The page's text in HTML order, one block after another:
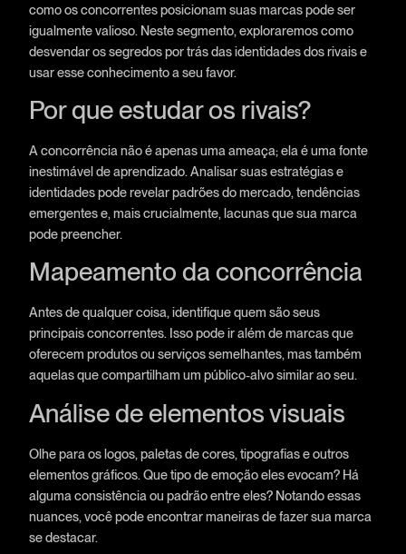
como os concorrentes posicionam suas marcas pode ser
igualmente valioso. Neste segmento, exploraremos como
desvendar os segredos por trás das identidades dos rivais e
usar esse conhecimento a seu favor.
Por que estudar os rivais?
A concorrência não é apenas uma ameaça; ela é uma fonte
inestimável de aprendizado. Analisar suas estratégias e
identidades pode revelar padrões do mercado, tendências
emergentes e, mais crucialmente, lacunas que sua marca
pode preencher.
Mapeamento da concorrência
Antes de qualquer coisa, identifique quem são seus
principais concorrentes. Isso pode ir além de marcas que
oferecem produtos ou serviços semelhantes, mas também
aquelas que compartilham um público-alvo similar ao seu.
Análise de elementos visuais
Olhe para os logos, paletas de cores, tipografias e outros
elementos gráficos. Que tipo de emoção eles evocam? Há
alguma consistência ou padrão entre eles? Notando essas
nuances, você pode encontrar maneiras de fazer sua marca
se destacar.